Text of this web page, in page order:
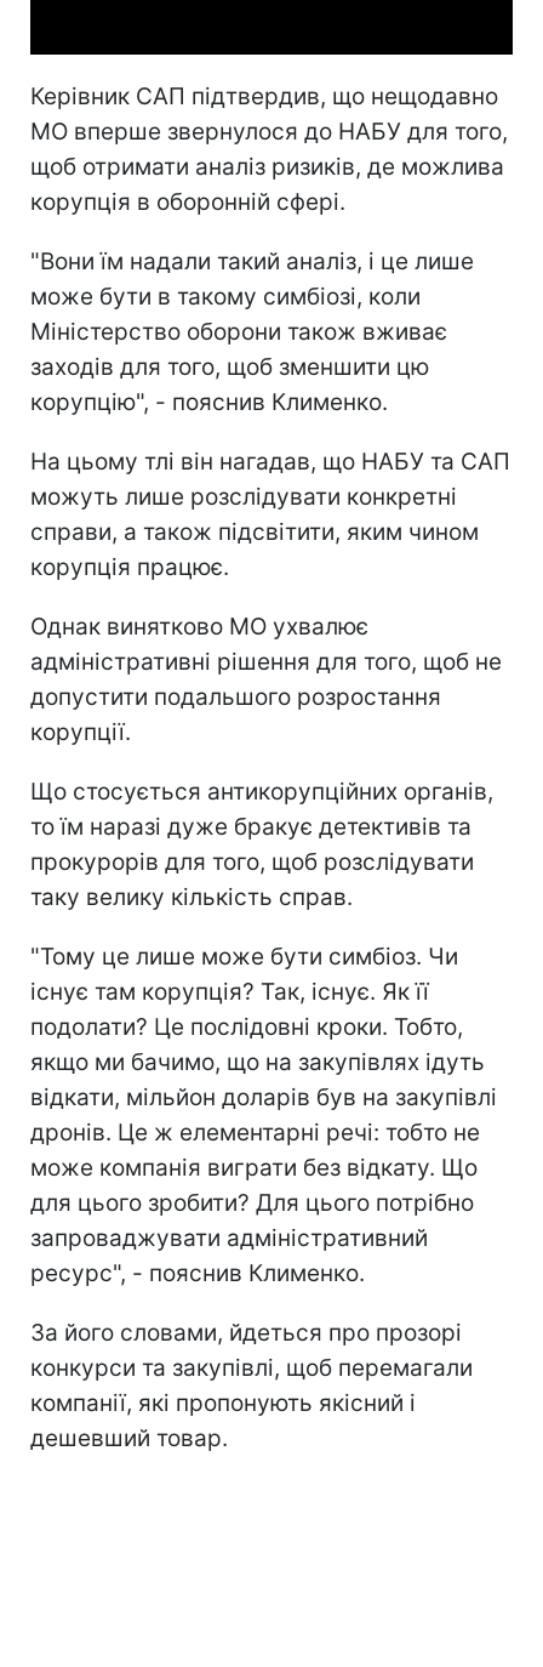
Керівник САП підтвердив, що нещодавно
МО вперше звернулося до НАБУ для того,
щоб отримати аналіз ризиків, де можлива
корупція в оборонній сфері.
"Вони їм надали такий аналіз, і це лише
може бути в такому симбіозі, коли
Міністерство оборони також вживає
заходів для того, щоб зменшити цю
корупцію", - пояснив Клименко.
На цьому тлі він нагадав, що НАБУ та САП
можуть лише розслідувати конкретні
справи, а також підсвітити, яким чином
корупція працює.
Однак винятково МО ухвалює
адміністративні рішення для того, щоб не
допустити подальшого розростання
корупції.
Що стосується антикорупційних органів,
то їм наразі дуже бракує детективів та
прокурорів для того, щоб розслідувати
таку велику кількість справ.
"Тому це лише може бути симбіоз. Чи
існує там корупція? Так, існує. Як її
подолати? Це послідовні кроки. Тобто,
якщо ми бачимо, що на закупівлях ідуть
відкати, мільйон доларів був на закупівлі
дронів. Це ж елементарні речі: тобто не
може компанія виграти без відкату. Що
для цього зробити? Для цього потрібно
запроваджувати адміністративний
ресурс", - пояснив Клименко.
За його словами, йдеться про прозорі
конкурси та закупівлі, щоб перемагали
компанії, які пропонують якісний і
дешевший товар.